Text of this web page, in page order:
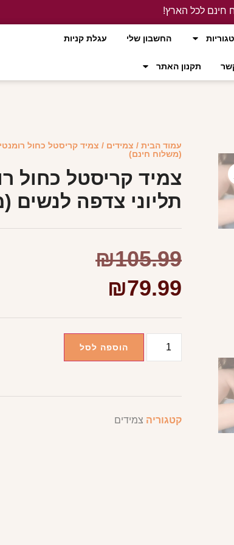
חינם לכל הארץ!
החשבון שלי עגלת קניות
תקנון האתר
עמוד הבית / צמידים / צמיד קריסטל כחול
(משלוח חינם)
צמיד קריסטל כחול
תליוני צדפה לנשים
₪105.99
₪79.99
הוספה לסל
קטגוריה צמידים